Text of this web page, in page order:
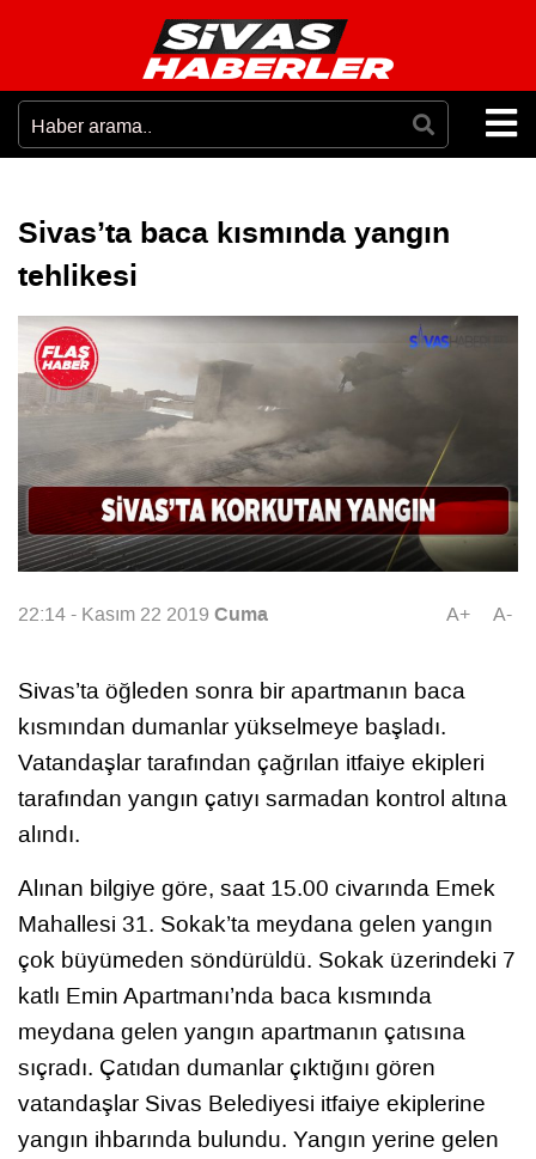
Sivas’ta baca kısmında yangın
tehlikesi
22:14 - Kasım 22 2019 Cuma A+ A-
Sivas’ta öğleden sonra bir apartmanın baca
kısmından dumanlar yükselmeye başladı.
Vatandaşlar tarafından çağrılan itfaiye ekipleri
tarafından yangın çatıyı sarmadan kontrol altına
alındı.
Alınan bilgiye göre, saat 15.00 civarında Emek
Mahallesi 31. Sokak’ta meydana gelen yangın
çok büyümeden söndürüldü. Sokak üzerindeki 7
katlı Emin Apartmanı’nda baca kısmında
meydana gelen yangın apartmanın çatısına
sıçradı. Çatıdan dumanlar çıktığını gören
vatandaşlar Sivas Belediyesi itfaiye ekiplerine
yangın ihbarında bulundu. Yangın yerine gelen